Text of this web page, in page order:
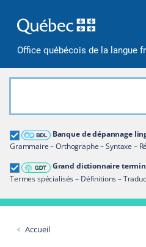
Office québécois de la langue
Banque de dépannage
Grammaire – Orthographe – Syntaxe –
Grand dictionnaire
Termes spécialisés – Définitions –
Grand dictionnaire
Restreindre aux termes
Accueil